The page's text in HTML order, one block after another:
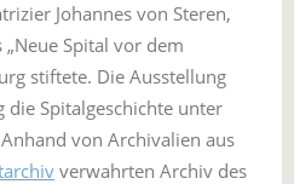
Johannes von Steren,
Spital vor dem
stiftete. Die Ausstellung
die Spitalgeschichte unter
von Archivalien aus
verwahrten Archiv des